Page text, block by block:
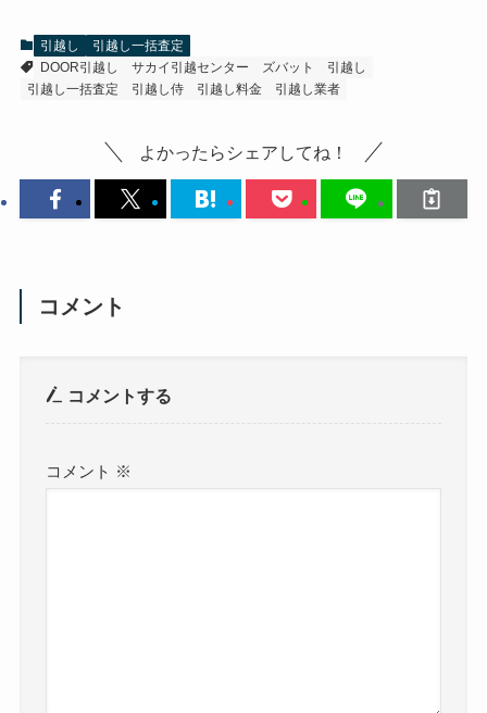
引越し
引越し一括査定
DOOR引越し
サカイ引越センター ズバット
引越し
引越し一括査定
引越し侍 引越し料金 引越し業者
よかったらシェアしてね！
コメント
コメントする
コメント ※